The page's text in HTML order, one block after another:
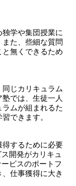
学や集団授業に
た、些細な質問
無くできるため
じカリキュラム
では、生徒一人
ムが組まれるた
できます。
するために必要
開発がカリキュ
ビスのポートフ
仕事獲得に大き